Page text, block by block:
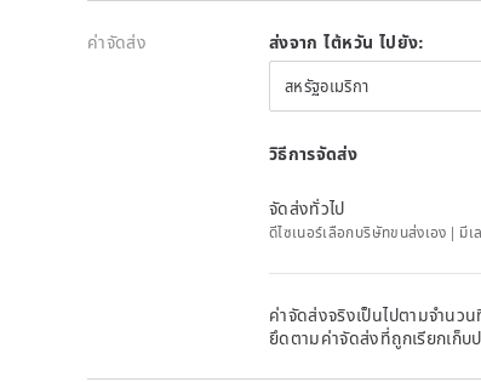
ค่าจัดส่ง ส่งจาก ไต้หวัน ไปยัง:
สหรัฐอเมริกา
วิธีการจัดส่ง
จัดส่งทั่วไป
ดีไซเนอร์เลือกบริษัทขนส่งเอง | มี
ค่าจัดส่งจริงเป็นไปตามจำนว
ยึดตามค่าจัดส่งที่ถูกเรียกเก็บ